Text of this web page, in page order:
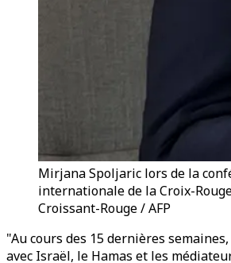
Mirjana Spoljaric lors de la
internationale de la Croix-
Croissant-Rouge / AFP
"Au cours des 15 dernières
avec Israël, le Hamas et les